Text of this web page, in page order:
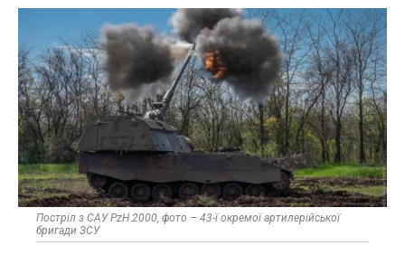
Постріл з САУ PzH 2000, фото – 43-ї окремої артилерійської
бригади ЗСУ